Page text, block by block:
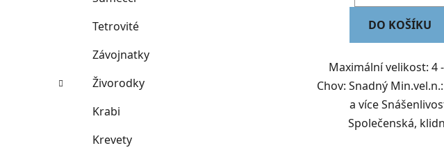
Tetrovité
Závojnatky
Živorodky
Krabi
Krevety
DO KOŠÍKU
Maximální velikost: 4
Chov: Snadný
a více
Společenská,